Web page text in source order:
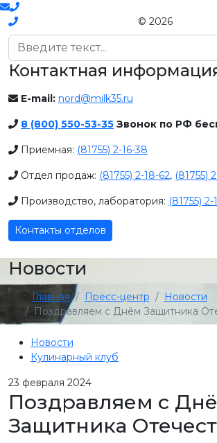
© 2026
Поиск
Контактная
E-mail: nord@milk35.ru
8 (800) 550-53-35 Звонок по РФ
Приемная: (81755) 2-16-38
Отдел продаж: (81755) 2-18-62, (81755)
Производство, лаборатория: (81755) 2-
Контакты отделов
Новости
Главная Пресс-центр
Новости
Поздравляем с Днём Защитника
Новости
Кулинарный клуб
23 февраля 2024
Поздравляем с
Защитника